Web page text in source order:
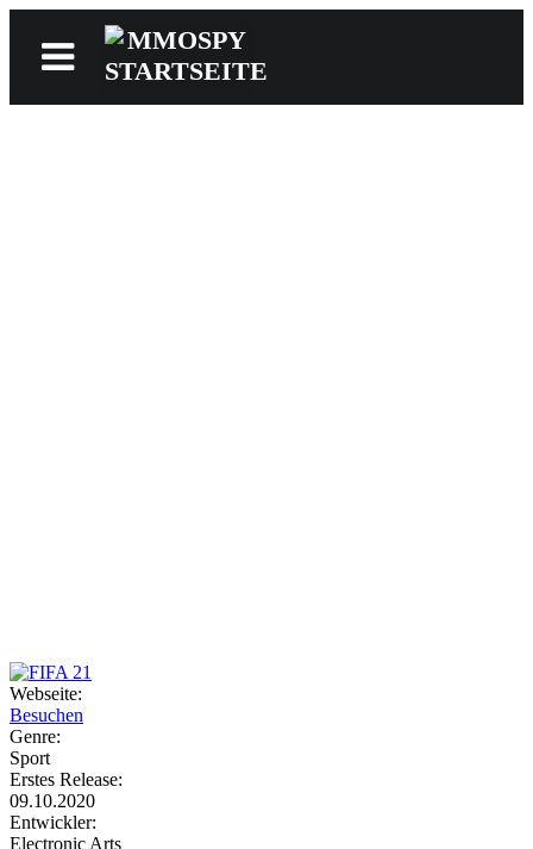
Webseite:
Besuchen
Genre:
Sport
Erstes Release:
09.10.2020
Entwickler:
Electronic Arts